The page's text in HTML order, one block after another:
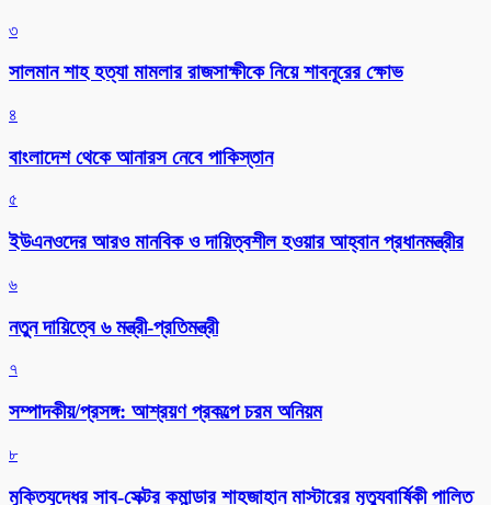
৩
সালমান শাহ হত্যা মামলার রাজসাক্ষীকে নিয়ে শাবনূরের ক্ষোভ
৪
বাংলাদেশ থেকে আনারস নেবে পাকিস্তান
৫
ইউএনওদের আরও মানবিক ও দায়িত্বশীল হওয়ার আহ্বান প্রধানমন্ত্রীর
৬
নতুন দায়িত্বে ৬ মন্ত্রী-প্রতিমন্ত্রী
৭
সম্পাদকীয়/প্রসঙ্গ: আশ্রয়ণ প্রকল্পে চরম অনিয়ম
৮
মুক্তিযুদ্ধের সাব-সেক্টর কমান্ডার শাহজাহান মাস্টারের মৃত্যুবার্ষিকী পালিত